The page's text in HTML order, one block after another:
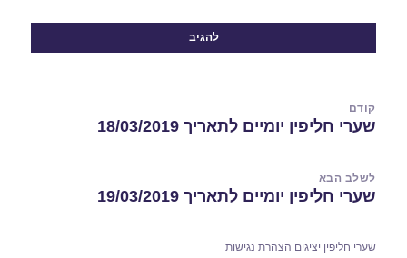
קודם
הפוסט
שערי חליפין יומיים לתאריך 18/03/2019
לשלב הבא
הפוסט
שערי חליפין יומיים לתאריך 19/03/2019
שערי חליפין יציגים הצהרת נגישות